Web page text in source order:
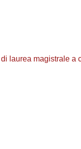
laurea magistrale a